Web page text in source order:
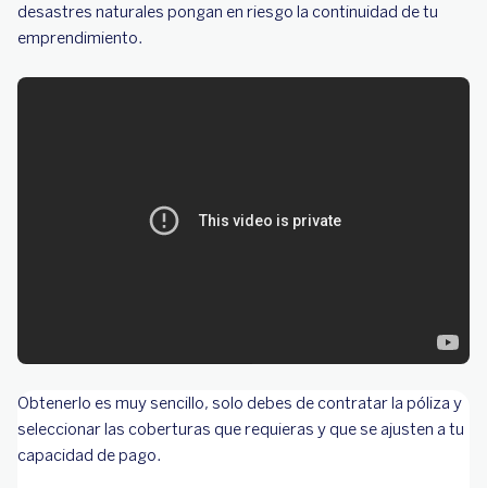
desastres naturales pongan en riesgo la continuidad de tu
emprendimiento.
Obtenerlo es muy sencillo, solo debes de contratar la póliza y
seleccionar las coberturas que requieras y que se ajusten a tu
capacidad de pago.